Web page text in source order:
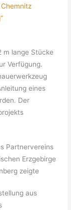
m lange Stücke
Verfügung.
eines
Der
Partnervereins
Erzgebirge
zeigte
aus